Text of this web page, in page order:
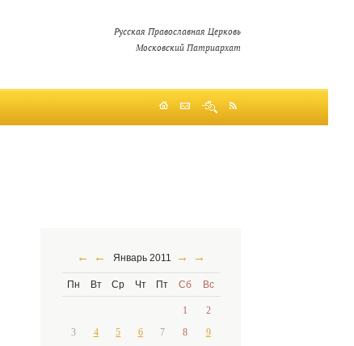
Русская Православная Церковь
Московский Патриархат
← ← Январь 2011 → →
Пн Вт Ср Чт Пт Сб Вс
1
2
3
4 5 6 7 8
9